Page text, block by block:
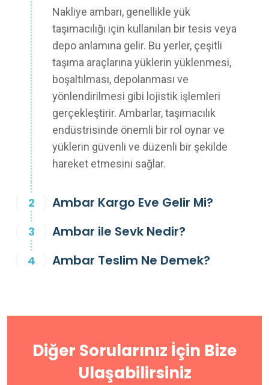
Nakliye ambarı, genellikle yük
taşımacılığı için kullanılan bir tesis veya
depo anlamına gelir. Bu yerler, çeşitli
taşıma araçlarına yüklerin yüklenmesi,
boşaltılması, depolanması ve
yönlendirilmesi gibi lojistik işlemleri
gerçekleştirir. Ambarlar, taşımacılık
endüstrisinde önemli bir rol oynar ve
yüklerin güvenli ve düzenli bir şekilde
hareket etmesini sağlar.
Ambar Kargo Eve Gelir Mi?
Ambar ile Sevk Nedir?
Ambar Teslim Ne Demek?
Diğer Sorularınız İçin Bize
Ulaşabilirsiniz